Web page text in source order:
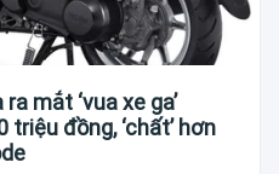
mắt ‘vua xe ga’
đồng, ‘chất’ hơn